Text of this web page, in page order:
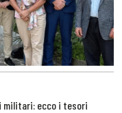
militari: ecco i tesori